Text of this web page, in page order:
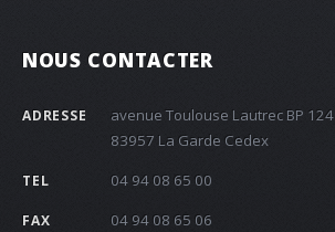
NOUS CONTACTER
ADRESSE
avenue Toulouse Lautrec BP 124
83957 La Garde Cedex
TEL 04 94 08 65 00
FAX 04 94 08 65 06